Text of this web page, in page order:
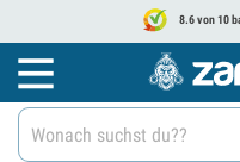
8.6 von 10